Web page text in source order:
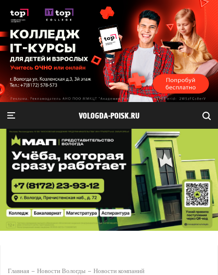
VOLOGDA-POISK.RU
Главная Новости Вологды Новости компаний